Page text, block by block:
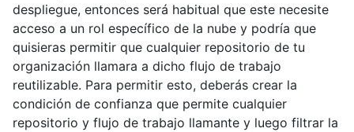
despliegue, entonces será habitual que este necesite
acceso a un rol específico de la nube y podría que
quisieras permitir que cualquier repositorio de tu
organización llamara a dicho flujo de trabajo
reutilizable. Para permitir esto, deberás crear la
condición de confianza que permite cualquier
repositorio y flujo de trabajo llamante y luego filtrar la